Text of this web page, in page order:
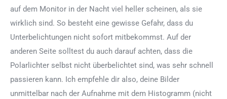
auf dem Monitor in der Nacht viel heller scheinen, als sie
wirklich sind. So besteht eine gewisse Gefahr, dass du
Unterbelichtungen nicht sofort mitbekommst. Auf der
anderen Seite solltest du auch darauf achten, dass die
Polarlichter selbst nicht überbelichtet sind, was sehr schnell
passieren kann. Ich empfehle dir also, deine Bilder
unmittelbar nach der Aufnahme mit dem Histogramm (nicht